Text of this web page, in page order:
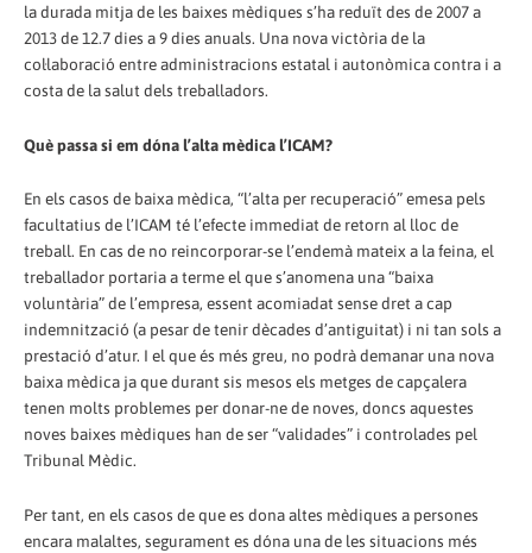
la durada mitja de les baixes mèdiques s’ha reduït des de 2007 a
2013 de 12.7 dies a 9 dies anuals. Una nova victòria de la
col·laboració entre administracions estatal i autonòmica contra i a
costa de la salut dels treballadors.
Què passa si em dóna l’alta mèdica l’ICAM?
En els casos de baixa mèdica, “l’alta per recuperació” emesa pels
facultatius de l’ICAM té l’efecte immediat de retorn al lloc de
treball. En cas de no reincorporar-se l’endemà mateix a la feina, el
treballador portaria a terme el que s’anomena una “baixa
voluntària” de l’empresa, essent acomiadat sense dret a cap
indemnització (a pesar de tenir dècades d’antiguitat) i ni tan sols a
prestació d’atur. I el que és més greu, no podrà demanar una nova
baixa mèdica ja que durant sis mesos els metges de capçalera
tenen molts problemes per donar-ne de noves, doncs aquestes
noves baixes mèdiques han de ser “validades” i controlades pel
Tribunal Mèdic.
Per tant, en els casos de que es dona altes mèdiques a persones
encara malaltes, segurament es dóna una de les situacions més